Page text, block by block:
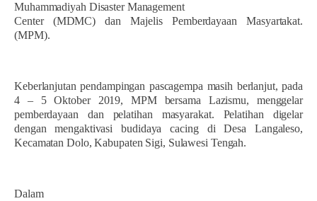
Muhammadiyah Disaster Management
Center (MDMC) dan Majelis Pemberdayaan Masyartakat.
(MPM).
Keberlanjutan pendampingan pascagempa masih berlanjut, pada
4 – 5 Oktober 2019, MPM bersama Lazismu, menggelar
pemberdayaan dan pelatihan masyarakat. Pelatihan digelar
dengan mengaktivasi budidaya cacing di Desa Langaleso,
Kecamatan Dolo, Kabupaten Sigi, Sulawesi Tengah.
Dalam